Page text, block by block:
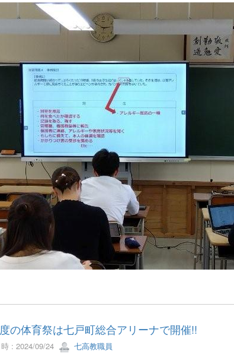
の体育祭は七戸町総合アリーナで開催!!
: 2024/09/24 七高教職員